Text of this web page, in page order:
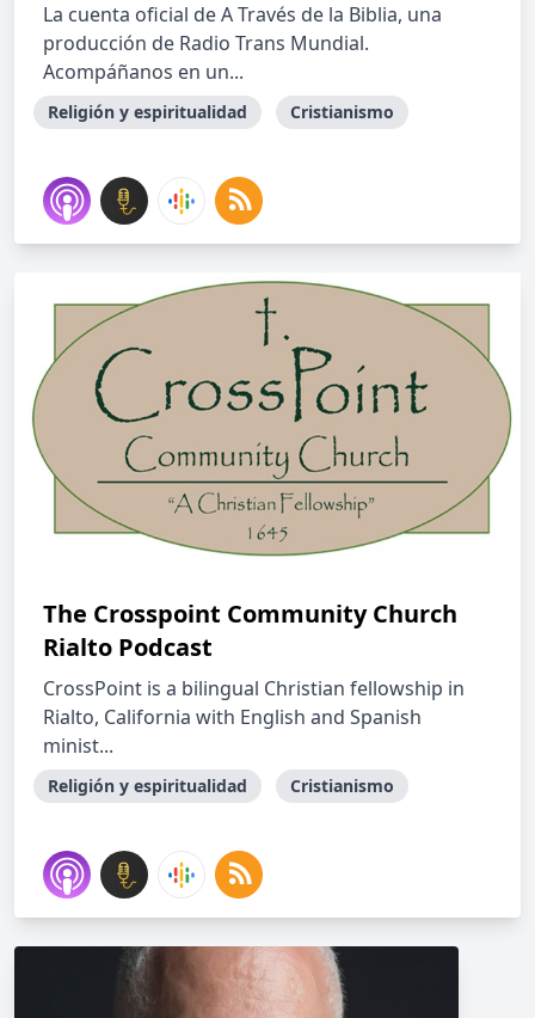
La cuenta oficial de A Través de la Biblia, una
producción de Radio Trans Mundial.
Acompáñanos en un...
Religión y espiritualidad Cristianismo
The Crosspoint Community Church
Rialto Podcast
CrossPoint is a bilingual Christian fellowship in
Rialto, California with English and Spanish
minist...
Religión y espiritualidad Cristianismo